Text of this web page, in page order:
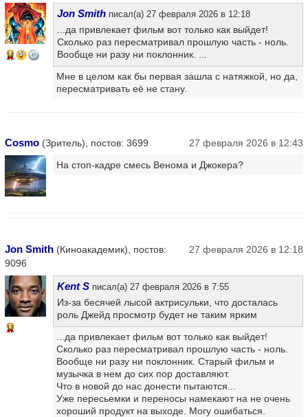
14
Jon Smith писал(а) 27 февраля 2026 в 12:18
...да привлекает фильм вот только как выйдет!
Сколько раз пересматривал прошлую часть - ноль.
Вообще ни разу ни поклонник. ...
Мне в целом как бы первая зашла с натяжкой, но да,
пересматривать её не стану.
Cosmo (Зритель), постов: 3699
27 февраля 2026 в 12:43
На стоп-кадре смесь Венома и Джокера?
Jon Smith (Киноакадемик), постов:
9096
27 февраля 2026 в 12:18
13
Kent S писал(а) 27 февраля 2026 в 7:55
Из-за бесячей лысой актрисульки, что досталась
роль Джейд просмотр будет не таким ярким
...да привлекает фильм вот только как выйдет!
Сколько раз пересматривал прошлую часть - ноль.
Вообще ни разу ни поклонник. Старый фильм и
музычка в нем до сих пор доставляют.
Что в новой до нас донести пытаются...
Уже пересьемки и переносы намекают на не очень
хороший продукт на выходе. Могу ошибаться.